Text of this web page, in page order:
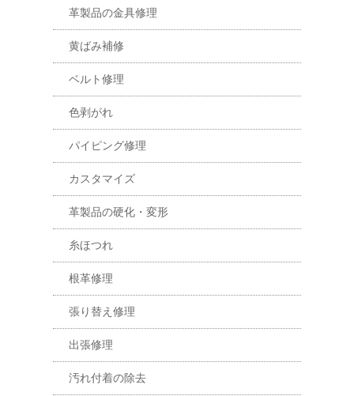
革製品の金具修理
黄ばみ補修
ベルト修理
色剥がれ
パイピング修理
カスタマイズ
革製品の硬化・変形
糸ほつれ
根革修理
張り替え修理
出張修理
汚れ付着の除去